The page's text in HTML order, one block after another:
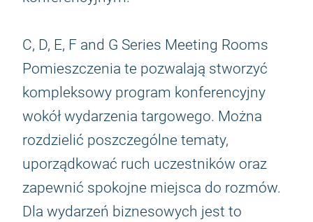
C, D, E, F and G Series Meeting Rooms
Pomieszczenia te pozwalają stworzyć
kompleksowy program konferencyjny
wokół wydarzenia targowego. Można
rozdzielić poszczególne tematy,
uporządkować ruch uczestników oraz
zapewnić spokojne miejsca do rozmów.
Dla wydarzeń biznesowych jest to